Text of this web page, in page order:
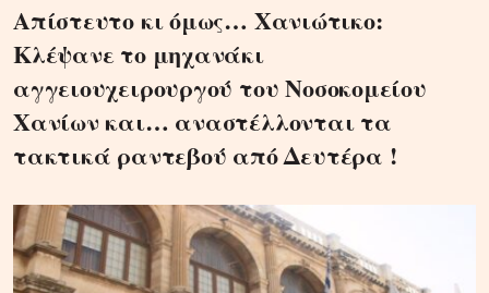
Απίστευτο κι όμως… Χανιώτικο:
Κλέψανε το μηχανάκι
αγγειουχειρουργού του Νοσοκομείου
Χανίων και… αναστέλλονται τα
τακτικά ραντεβού από Δευτέρα !